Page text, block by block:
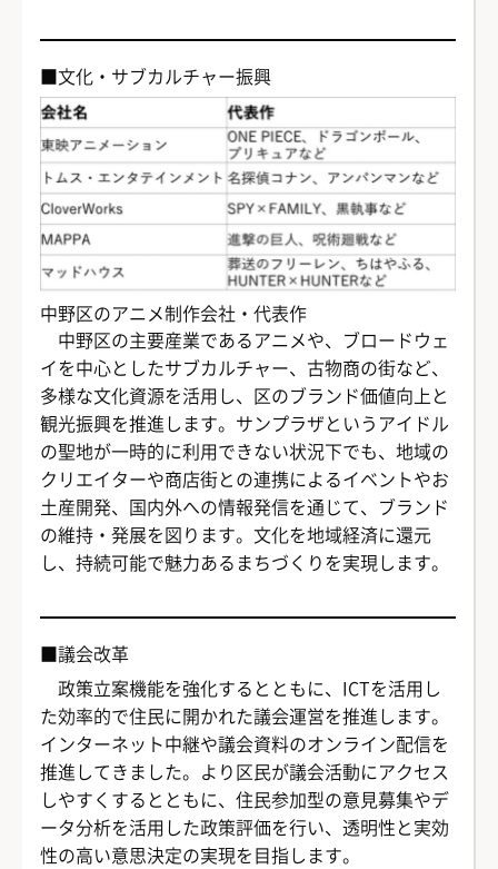
■文化・サブカルチャー振興
中野区のアニメ制作会社・代表作
中野区の主要産業であるアニメや、ブロードウェ
イを中心としたサブカルチャー、古物商の街など、
多様な文化資源を活用し、区のブランド価値向上と
観光振興を推進します。サンプラザというアイドル
の聖地が一時的に利用できない状況下でも、地域の
クリエイターや商店街との連携によるイベントやお
土産開発、国内外への情報発信を通じて、ブランド
の維持・発展を図ります。文化を地域経済に還元
し、持続可能で魅力あるまちづくりを実現します。
■議会改革
政策立案機能を強化するとともに、ICTを活用し
た効率的で住民に開かれた議会運営を推進します。
インターネット中継や議会資料のオンライン配信を
推進してきました。より区民が議会活動にアクセス
しやすくするとともに、住民参加型の意見募集やデ
ータ分析を活用した政策評価を行い、透明性と実効
性の高い意思決定の実現を目指します。